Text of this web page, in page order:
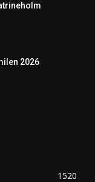
2026
1520